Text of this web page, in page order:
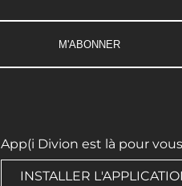
App(i Divion est là pour
INSTALLER